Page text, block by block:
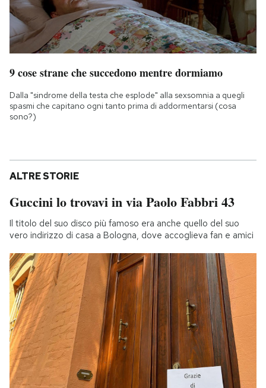
9 cose strane che succedono mentre dormiamo
Dalla "sindrome della testa che esplode" alla sexsomnia a quegli
spasmi che capitano ogni tanto prima di addormentarsi (cosa
sono?)
ALTRE STORIE
Guccini lo trovavi in via Paolo Fabbri 43
Il titolo del suo disco più famoso era anche quello del suo
vero indirizzo di casa a Bologna, dove accoglieva fan e amici